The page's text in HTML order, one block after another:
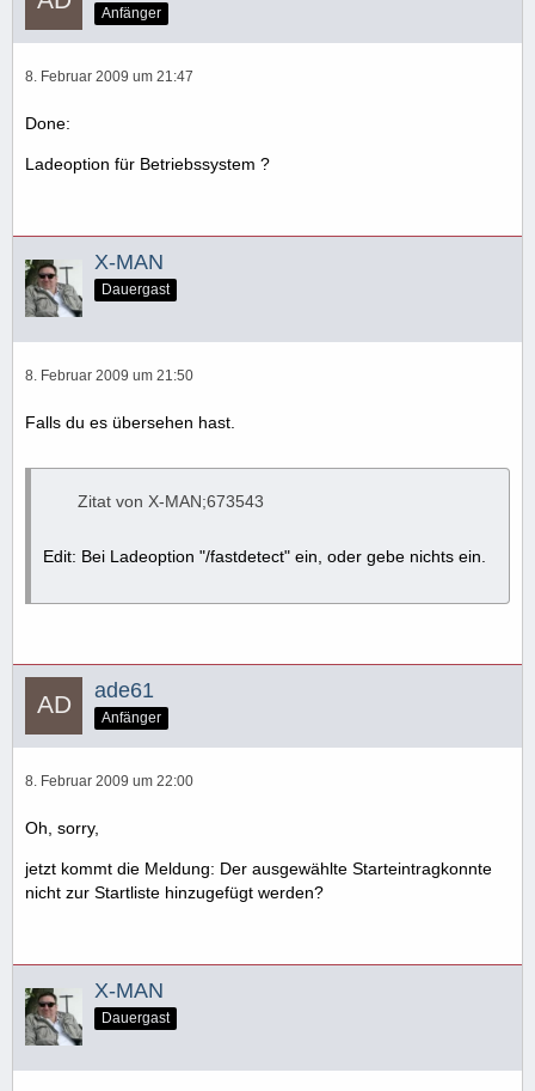
Anfänger
8. Februar 2009 um 21:47
Done:
Ladeoption für Betriebssystem ?
X-MAN
Dauergast
8. Februar 2009 um 21:50
Falls du es übersehen hast.
Zitat von X-MAN;673543
Edit: Bei Ladeoption "/fastdetect" ein, oder gebe nichts ein.
ade61
Anfänger
8. Februar 2009 um 22:00
Oh, sorry,
jetzt kommt die Meldung: Der ausgewählte Starteintragkonnte
nicht zur Startliste hinzugefügt werden?
X-MAN
Dauergast